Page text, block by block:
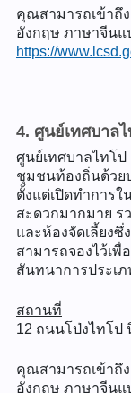
คุณสามารถเข้าถึ
อังกฤษ ภาษาจีนแ
https://
4. ศูนย์เทศบาลไ
ศูนย์เทศบาลไทโป
ชุมชนท้องถิ่นด้วย
ตั้งแต่เปิดทำการใ
สะดวกมากมาย ร
และห้องจัดเลี้ยง
สามารถจองไว้เ
สันทนาการประเภ
สถานที่
12 ถนนโป่งไทโป
คุณสามารถเข้าถึ
อังกฤษ ภาษาจีนแ